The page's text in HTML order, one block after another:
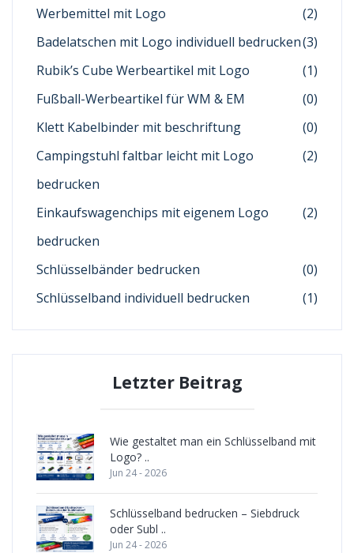
Werbemittel mit Logo
(2)
Badelatschen mit Logo individuell bedrucken(3)
Rubik’s Cube Werbeartikel mit Logo
(1)
Fußball-Werbeartikel für WM & EM
(0)
Klett Kabelbinder mit beschriftung
(0)
Campingstuhl faltbar leicht mit Logo
bedrucken
(2)
Einkaufswagenchips mit eigenem Logo
bedrucken
(2)
Schlüsselbänder bedrucken
(0)
Schlüsselband individuell bedrucken
(1)
Letzter Beitrag
Wie gestaltet man ein Schlüsselband mit
Logo? ..
Jun 24 - 2026
Schlüsselband bedrucken – Siebdruck
oder Subl ..
Jun 24 - 2026